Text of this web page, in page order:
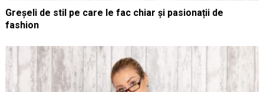
Greșeli de stil pe care le fac chiar și pasionații de
fashion